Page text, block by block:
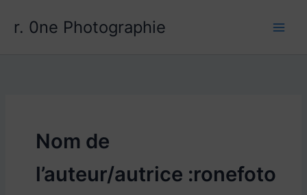
r. 0ne Photographie
Nom de
l’auteur/autrice :ronefoto